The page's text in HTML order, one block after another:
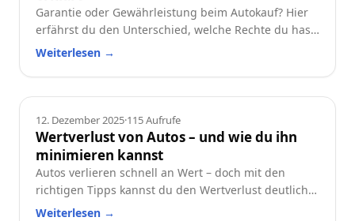
Garantie oder Gewährleistung beim Autokauf? Hier
erfährst du den Unterschied, welche Rechte du hast
und worauf du beim Neu- oder Gebrauchtwagen
Weiterlesen →
Ratgeber
12. Dezember 2025·115Aufrufe
Wertverlust von Autos – und wie du ihn
minimieren kannst
Autos verlieren schnell an Wert – doch mit den
richtigen Tipps kannst du den Wertverlust deutlich
reduzieren. Erfahre, welche Faktoren besonders
Weiterlesen →